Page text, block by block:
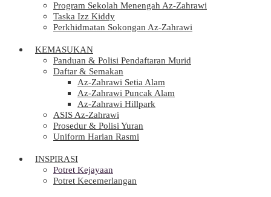
Program Sekolah Menengah Az-Zahrawi
Taska Izz Kiddy
Perkhidmatan Sokongan Az-Zahrawi
KEMASUKAN
Panduan & Polisi Pendaftaran Murid
Daftar & Semakan
Az-Zahrawi Setia Alam
Az-Zahrawi Puncak Alam
Az-Zahrawi Hillpark
ASIS Az-Zahrawi
Prosedur & Polisi Yuran
Uniform Harian Rasmi
INSPIRASI
Potret Kejayaan
Potret Kecemerlangan